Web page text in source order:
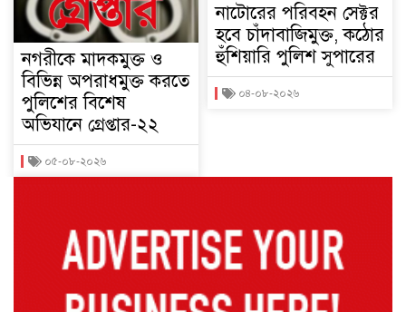
নগরীকে মাদকমুক্ত ও
বিভিন্ন অপরাধমুক্ত করতে
পুলিশের বিশেষ
অভিযানে গ্রেপ্তার-২২
০৫-০৮-২০২৬
নাটোরের পরিবহন সেক্টর
হবে চাঁদাবাজিমুক্ত, কঠোর
হুঁশিয়ারি পুলিশ সুপারের
০৪-০৮-২০২৬